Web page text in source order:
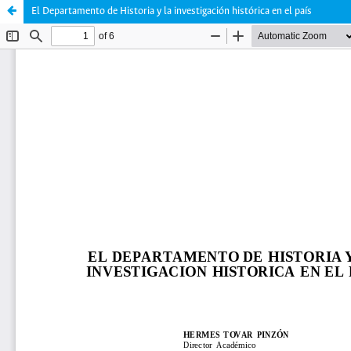
El Departamento de Historia y la investigación histórica en el país